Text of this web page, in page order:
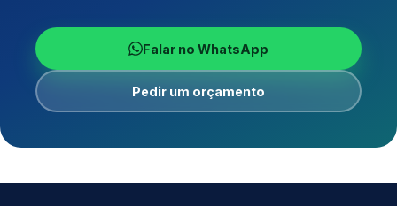
Falar no WhatsApp
Pedir um orçamento